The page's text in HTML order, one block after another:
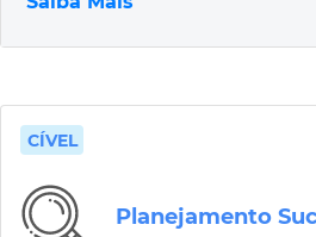
CÍVEL
Planejamento